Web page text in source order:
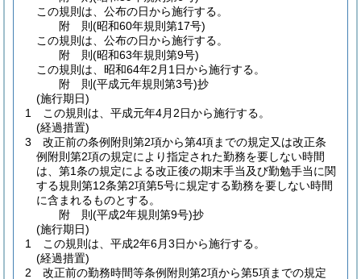
この規則は、公布の日から施行する。
附 則(昭和60年規則第17号)
この規則は、公布の日から施行する。
附 則(昭和63年規則第9号)
この規則は、昭和64年2月1日から施行する。
附 則(平成元年規則第3号)抄
(施行期日)
1
この規則は、平成元年4月2日から施行する。
(経過措置)
3
改正前の条例附則第2項から第4項までの規定又は改正条
例附則第2項の規定により指定された勤務を要しない時間
は、第1条の規定による改正後の期末手当及び勤勉手当に関
する規則第12条第2項第5号に規定する勤務を要しない時間
に含まれるものとする。
附 則(平成2年規則第9号)抄
(施行期日)
1
この規則は、平成2年6月3日から施行する。
(経過措置)
2
改正前の勤務時間等条例附則第2項から第5項までの規定